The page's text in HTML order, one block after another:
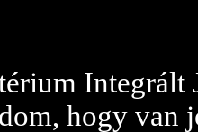
Integrált
hogy van